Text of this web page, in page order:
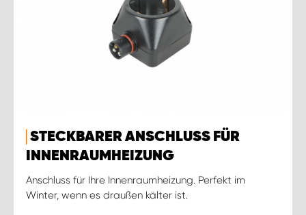
STECKBARER ANSCHLUSS FÜR
INNENRAUMHEIZUNG
Anschluss für Ihre Innenraumheizung. Perfekt im
Winter, wenn es draußen kälter ist.